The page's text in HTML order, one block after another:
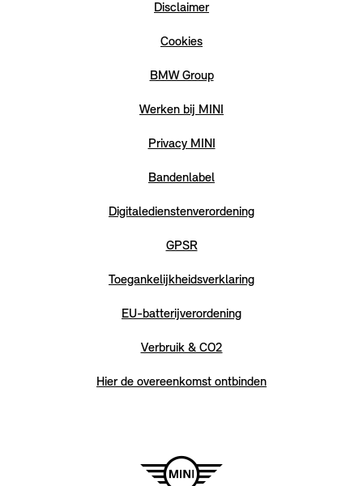
Disclaimer
Cookies
BMW Group
Werken bij MINI
Privacy MINI
Bandenlabel
Digitaledienstenverordening
GPSR
Toegankelijkheidsverklaring
EU-batterijverordening
Verbruik & CO2
Hier de overeenkomst ontbinden